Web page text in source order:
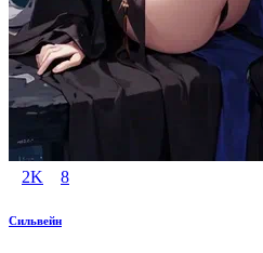
2K 8
Сильвейн